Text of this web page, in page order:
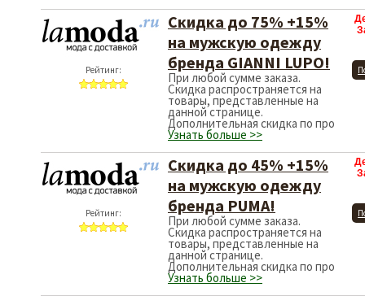
Рейтинг:
Скидка до 75% +15%
на мужскую одежду
бренда GIANNI LUPO!
При любой сумме заказа.
Скидка распространяется на
товары, представленные на
данной странице.
Дополнительная скидка по про
Узнать больше >>
Рейтинг:
Скидка до 45% +15%
на мужскую одежду
бренда PUMA!
При любой сумме заказа.
Скидка распространяется на
товары, представленные на
данной странице.
Дополнительная скидка по про
Узнать больше >>